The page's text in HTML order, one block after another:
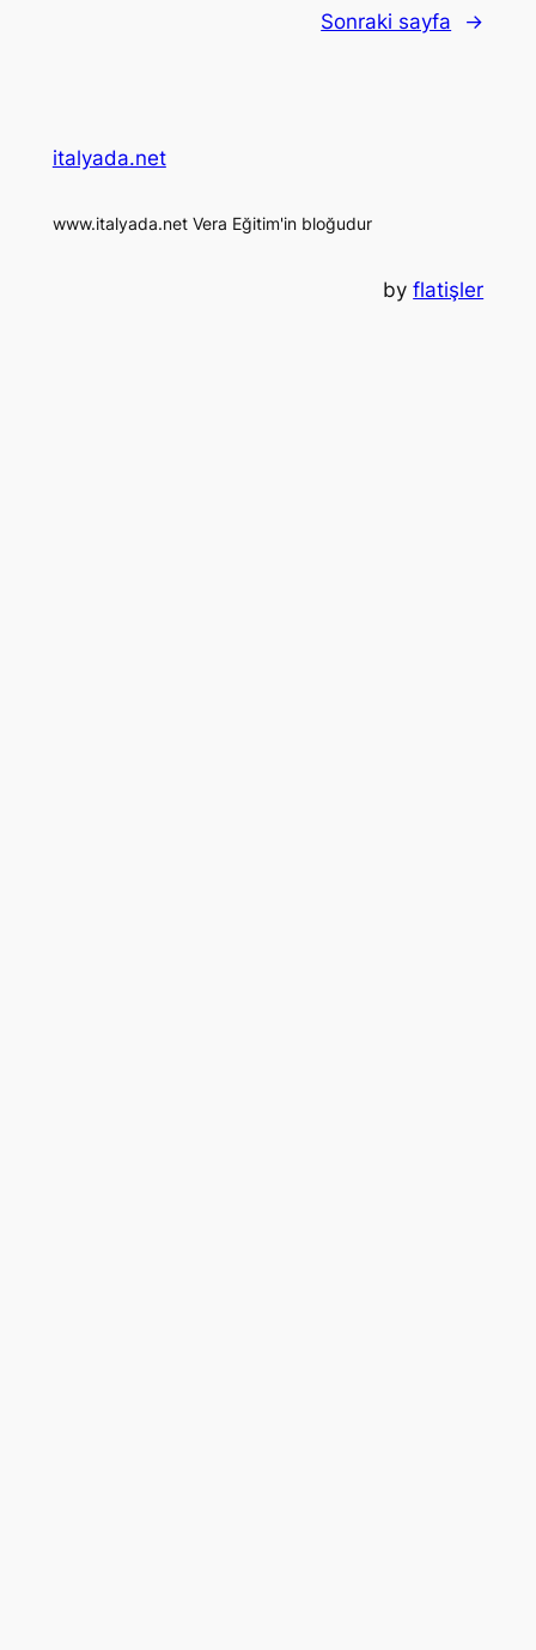
Sonraki sayfa →
italyada.net
www.italyada.net Vera Eğitim'in bloğudur
byflatişler